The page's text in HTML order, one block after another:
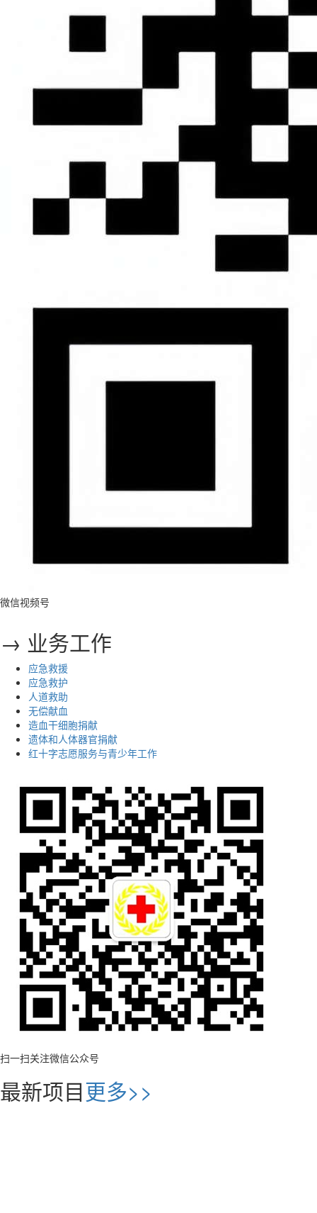
微信视频号
→ 业务工作
应急救援
应急救护
人道救助
无偿献血
造血干细胞捐献
遗体和人体器官捐献
红十字志愿服务与青少年工作
扫一扫关注微信公众号
最新项目更多>>